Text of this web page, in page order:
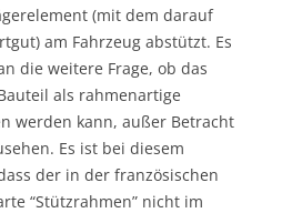
(mit dem darauf
am Fahrzeug abstützt. Es
die weitere Frage, ob das
als rahmenartige
werden kann, außer Betracht
Es ist bei diesem
der in der französischen
“Stützrahmen” nicht im